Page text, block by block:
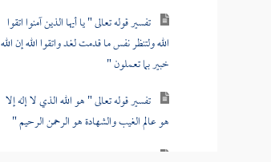
تفسير قوله تعالى " يا أيها الذين آمنوا اتقوا
الله ولتنظر نفس ما قدمت لغد واتقوا الله إن الله
خبير بما تعملون "
تفسير قوله تعالى " هو الله الذي لا إله إلا
هو عالم الغيب والشهادة هو الرحمن الرحيم "